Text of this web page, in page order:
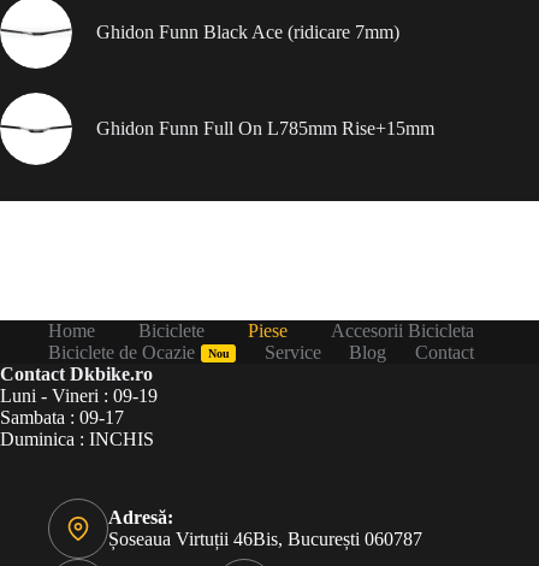
Ghidon Funn Black Ace (ridicare 7mm)
Ghidon Funn Full On L785mm Rise+15mm
Home Biciclete Piese
Accesorii Bicicleta
Biciclete de Ocazie
Nou Service Blog
Contact
Contact Dkbike.ro
Luni - Vineri : 09-19
Sambata : 09-17
Duminica : INCHIS
Adresă:
Șoseaua Virtuții 46Bis, București 060787